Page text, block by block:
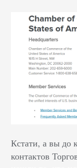
Кстати, а вы до
контактов